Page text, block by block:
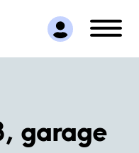
garage